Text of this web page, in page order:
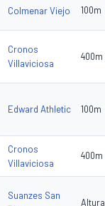
Colmenar Viejo 100m
Cronos
Villaviciosa
400m
Edward Athletic 100m
Cronos
Villaviciosa
400m
Suanzes San
Altura